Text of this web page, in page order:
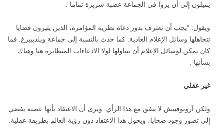
يميلون إلى أن يروا في الجماعة عصبة شريرة تماما”.
ويقول: “يجب أن نعترف بدور دعاة نظرية المؤامرة، الذين يثيرون قضايا
تتجاهلها وسائل الإعلام العادية. كما حدث بالنسبة إلى جماعة ويلديبيرغ. فما
كان يمكن لوسائل الإعلام أن تتناولها لولا الادعاءات المتطايرة هنا وهناك
بشأنها”.
غير عقلي
ولكن آرونوفيتش لا يتفق مع هذا الرأي. ويرى أن الاعتقاد بأنها عصبة يفضي
إلى تصور وجود ضحايا، ويحول هذا الاعتقاد دون رؤية العالم بطريقة عقلية.